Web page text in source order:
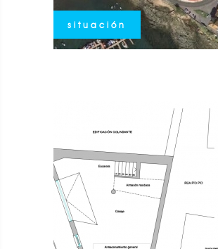
situación